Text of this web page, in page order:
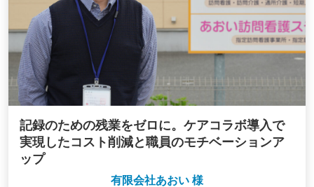
記録のための残業をゼロに。ケアコラボ導入で
実現したコスト削減と職員のモチベーションア
ップ
有限会社あおい 様